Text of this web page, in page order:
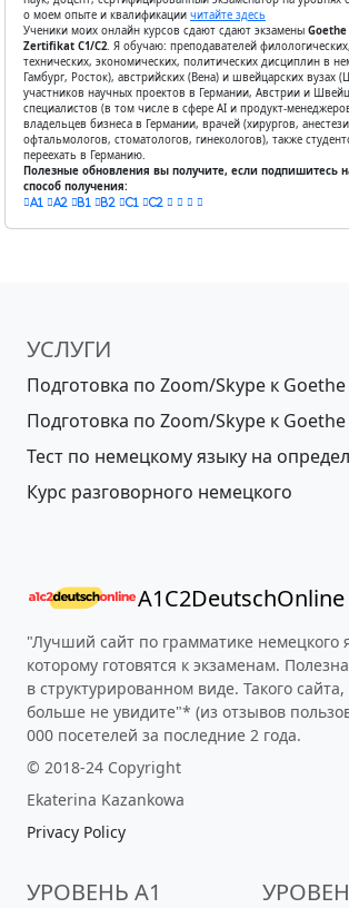
о моем опыте и квалификации читайте здесь
Ученики моих онлайн курсов сдают сдают экзамены
Zertifikat С1/С2 . Я обучаю: преподавателей
технических, экономических, политических дисциплин в
Гамбург, Росток), австрийских (Вена) и швейцарских вузах
участников научных проектов в Германии, Австрии и
специалистов (в том числе в сфере AI и продукт-
владельцев бизнеса в Германии, врачей (хирургов,
офтальмологов, стоматологов, гинекологов), также
переехать в Германию.
Полезные обновления вы получите, если подпишитесь
способ получения:
A1 A2 B1 B2 C1 C2
УСЛУГИ
Подготовка по Zoom/Skype к
Подготовка по Zoom/Skype к
Тест по немецкому языку на
Курс разговорного немецкого
A1C2DeutschOnline
"Лучший сайт по грамматике немецкого
которому готовятся к экзаменам.
в структурированном виде. Такого
больше не увидите"* (из отзывов
000 посетелей за последние 2 года.
© 2018-24 Copyright
Ekaterina Kazankowa
Privacy Policy
УРОВЕНЬ A1